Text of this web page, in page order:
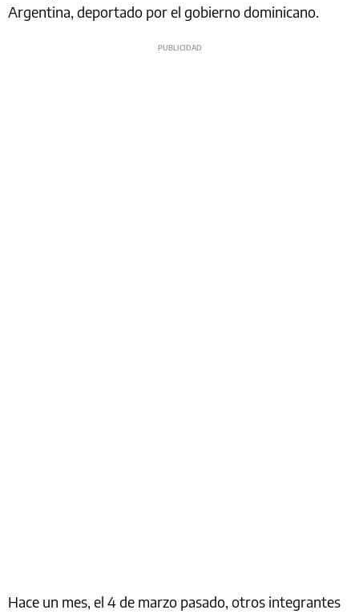
Argentina, deportado por el gobierno dominicano.
Hace un mes, el 4 de marzo pasado, otros integrantes